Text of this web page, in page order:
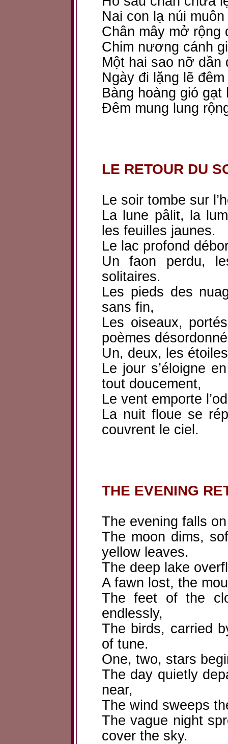
Nai con lạ núi
Chân mây mở rộng
Chim nương cánh
Một hai sao nỡ dần
Ngày đi lặng lẽ
Bàng hoàng gió
Đêm mung lung
LE RETOUR DU
Le soir tombe sur
La lune pâlit, la
les feuilles jaunes.
Le lac profond
Un faon perdu,
solitaires.
Les pieds des
sans fin,
Les oiseaux,
poèmes
Un, deux, les
Le jour s’éloigne
tout doucement,
Le vent emporte
La nuit floue se
couvrent le ciel.
THE EVENING
The evening falls
The moon dims,
yellow leaves.
The deep lake
A fawn lost, the
The feet of the
endlessly,
The birds, carried
of tune.
One, two, stars
The day quietly
near,
The wind sweeps
The vague night
cover the sky.